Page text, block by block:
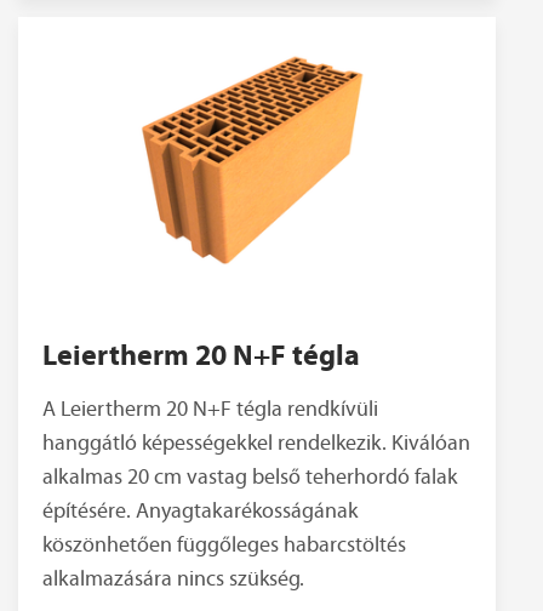
Leiertherm 20 N+F tégla
A Leiertherm 20 N+F tégla rendkívüli
hanggátló képességekkel rendelkezik. Kiválóan
alkalmas 20 cm vastag belső teherhordó falak
építésére. Anyagtakarékosságának
köszönhetően függőleges habarcstöltés
alkalmazására nincs szükség.